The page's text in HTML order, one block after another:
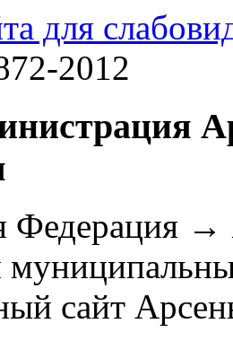
для
2012
Федерация
сайт